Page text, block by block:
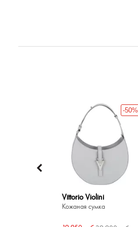
-50%
Vittorio Violini
Кожаная сумка